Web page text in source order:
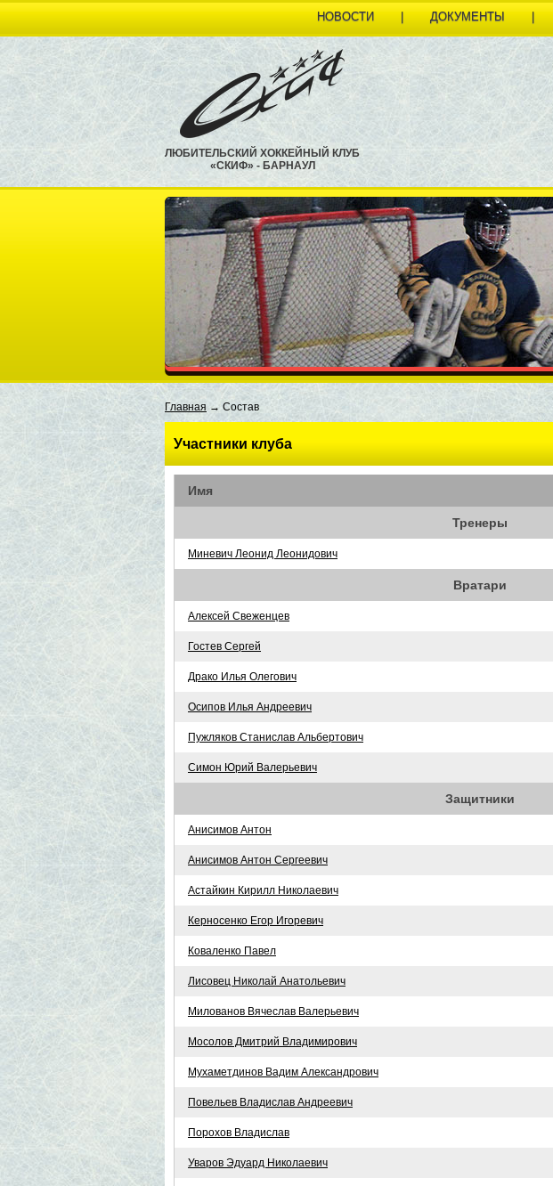
НОВОСТИ | ДОКУМЕНТЫ |
ЛЮБИТЕЛЬСКИЙ ХОККЕЙНЫЙ КЛУБ
«СКИФ» - БАРНАУЛ
Главная → Состав
Участники клуба
Имя
Тренеры
Миневич Леонид Леонидович
Вратари
Алексей Свеженцев
Гостев Сергей
Драко Илья Олегович
Осипов Илья Андреевич
Пужляков Станислав Альбертович
Симон Юрий Валерьевич
Защитники
Анисимов Антон
Анисимов Антон Сергеевич
Астайкин Кирилл Николаевич
Керносенко Егор Игоревич
Коваленко Павел
Лисовец Николай Анатольевич
Милованов Вячеслав Валерьевич
Мосолов Дмитрий Владимирович
Мухаметдинов Вадим Александрович
Повельев Владислав Андреевич
Порохов Владислав
Уваров Эдуард Николаевич